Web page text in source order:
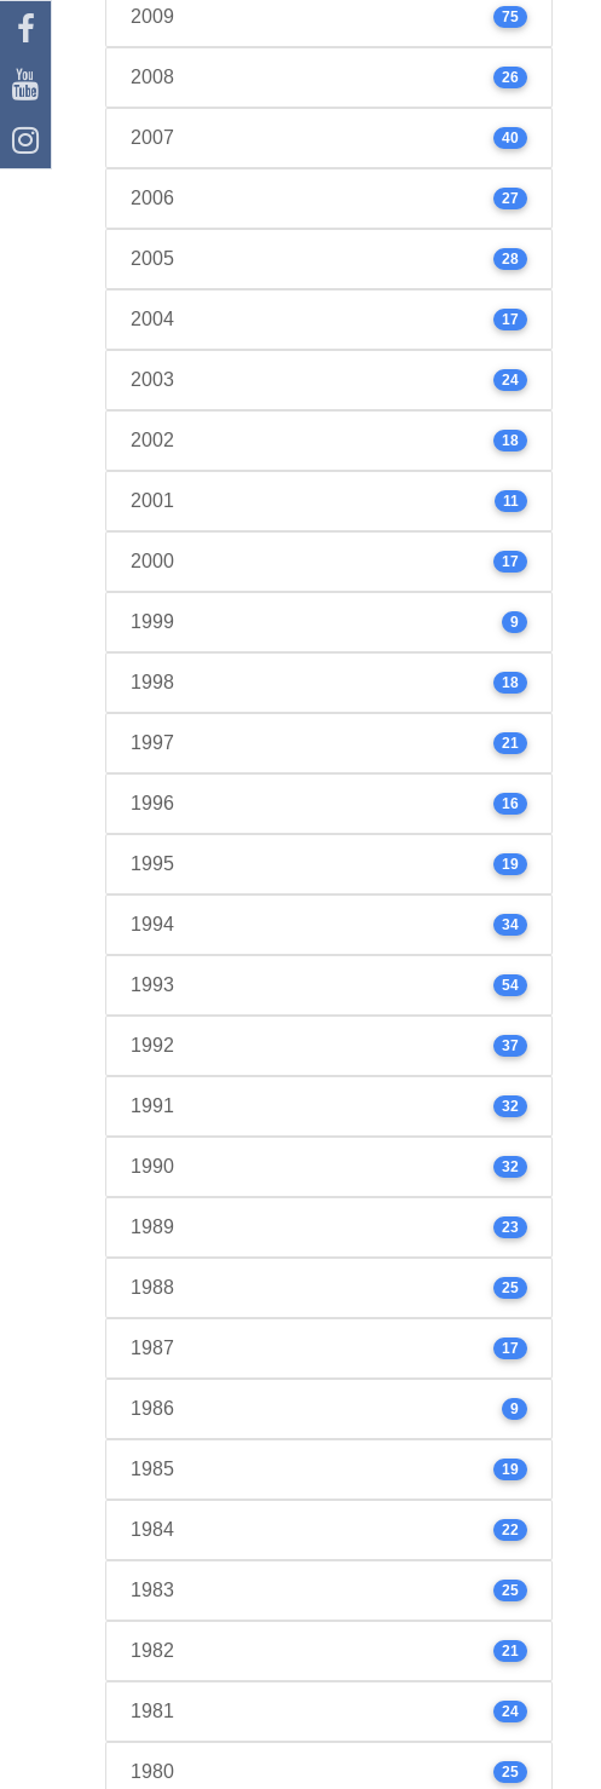
2009 75
2008 26
2007 40
2006 27
2005 28
2004 17
2003 24
2002 18
2001 11
2000 17
1999 9
1998 18
1997 21
1996 16
1995 19
1994 34
1993 54
1992 37
1991 32
1990 32
1989 23
1988 25
1987 17
1986 9
1985 19
1984 22
1983 25
1982 21
1981 24
1980 25